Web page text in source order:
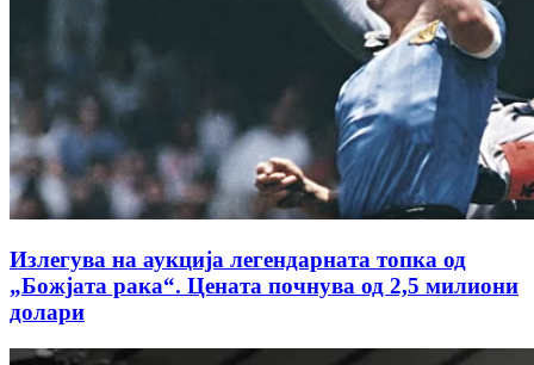
Излегува на аукција легендарната топка од
„Божјата рака“. Цената почнува од 2,5 милиони
долари